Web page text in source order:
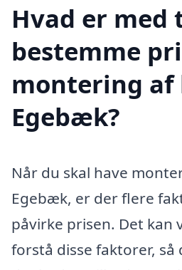
Hvad er med
bestemme
montering af
Egebæk?
Når du skal have
Egebæk, er der flere
påvirke prisen. Det
forstå disse faktorer, så